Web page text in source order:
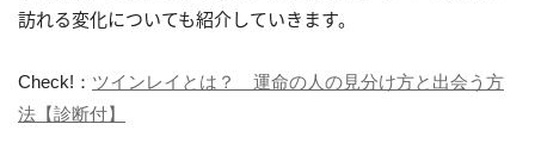
訪れる変化についても紹介していきます。
Check!： ツインレイとは？ 運命の人の見分け方と出会う方
法【診断付】